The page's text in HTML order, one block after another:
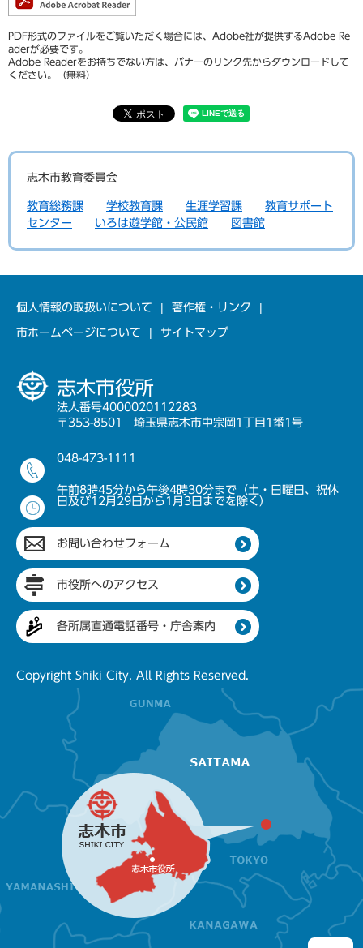
PDF形式のファイルをご覧いただく場合には、Adobe社が提供するAdobe Re
aderが必要です。
Adobe Readerをお持ちでない方は、バナーのリンク先からダウンロードして
ください。（無料）
志木市教育委員会
教育総務課 学校教育課 生涯学習課
教育サポート
センター
いろは遊学館・公民館 図書館
個人情報の取扱いについて 著作権・リンク
市ホームページについて サイトマップ
志木市役所
法人番号4000020112283
〒353-8501 埼玉県志木市中宗岡1丁目1番1号
048-473-1111
午前8時45分から午後4時30分まで（土・日曜日、祝休
日及び12月29日から1月3日までを除く）
お問い合わせフォーム
市役所へのアクセス
各所属直通電話番号・庁舎案内
Copyright Shiki City. All Rights Reserved.